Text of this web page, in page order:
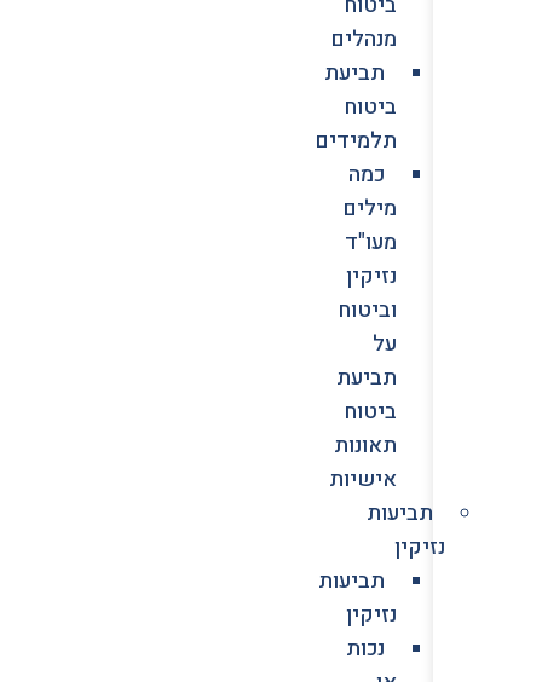
מנהלים
תביעת
ביטוח
תלמידים
כמה
מילים
מעו"ד
נזיקין
וביטוח
על
תביעת
ביטוח
תאונות
אישיות
תביעות
נזיקין
תביעות
נזיקין
נכות